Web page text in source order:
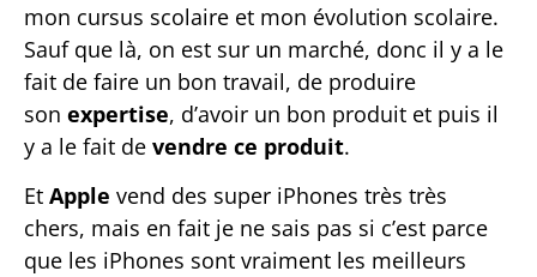
mon cursus scolaire et mon évolution scolaire.
Sauf que là, on est sur un marché, donc il y a le
fait de faire un bon travail, de produire
son expertise, d’avoir un bon produit et puis il
y a le fait de vendre ce produit.
Et Apple vend des super iPhones très très
chers, mais en fait je ne sais pas si c’est parce
que les iPhones sont vraiment les meilleurs